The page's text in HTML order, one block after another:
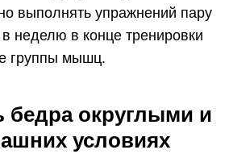
выполнять упражнений пару
неделю в конце тренировки
группы мышц.
бедра округлыми и
условиях